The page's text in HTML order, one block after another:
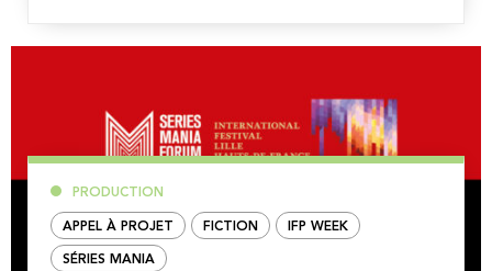
PRODUCTION
APPEL À PROJET FICTION IFP WEEK
SÉRIES MANIA